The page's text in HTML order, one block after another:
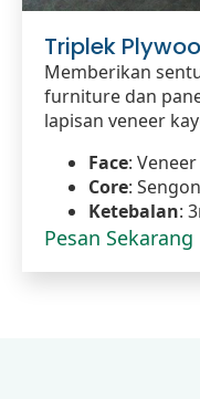
Triplek
Memberikan
furniture dan
lapisan veneer
Face:
Core:
Ketebalan:
Pesan Sekarang